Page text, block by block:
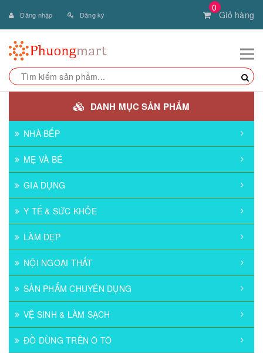
0
Giỏ hàng
Đăng nhập Đăng ký
DANH MỤC SẢN PHẨM
NHÀ BẾP
MẸ VÀ BÉ
GIA DỤNG
Y TẾ & SỨC KHỎE
LÀM ĐẸP
NỘI NGOẠI THẤT
SẢN PHẨM CHUYÊN DỤNG
VỆ SINH & LÀM SẠCH
ĐỒ DÙNG TRÊN Ô TÔ